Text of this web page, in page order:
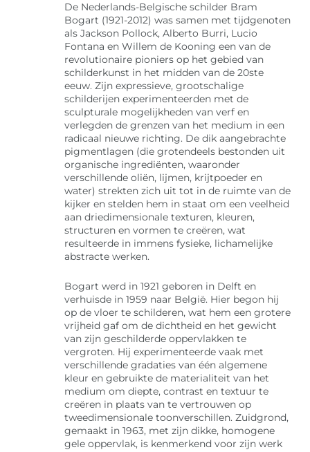
De Nederlands-Belgische schilder Bram
Bogart (1921-2012) was samen met tijdgenoten
als Jackson Pollock, Alberto Burri, Lucio
Fontana en Willem de Kooning een van de
revolutionaire pioniers op het gebied van
schilderkunst in het midden van de 20ste
eeuw. Zijn expressieve, grootschalige
schilderijen experimenteerden met de
sculpturale mogelijkheden van verf en
verlegden de grenzen van het medium in een
radicaal nieuwe richting. De dik aangebrachte
pigmentlagen (die grotendeels bestonden uit
organische ingrediënten, waaronder
verschillende oliën, lijmen, krijtpoeder en
water) strekten zich uit tot in de ruimte van de
kijker en stelden hem in staat om een veelheid
aan driedimensionale texturen, kleuren,
structuren en vormen te creëren, wat
resulteerde in immens fysieke, lichamelijke
abstracte werken.
Bogart werd in 1921 geboren in Delft en
verhuisde in 1959 naar België. Hier begon hij
op de vloer te schilderen, wat hem een grotere
vrijheid gaf om de dichtheid en het gewicht
van zijn geschilderde oppervlakken te
vergroten. Hij experimenteerde vaak met
verschillende gradaties van één algemene
kleur en gebruikte de materialiteit van het
medium om diepte, contrast en textuur te
creëren in plaats van te vertrouwen op
tweedimensionale toonverschillen. Zuidgrond,
gemaakt in 1963, met zijn dikke, homogene
gele oppervlak, is kenmerkend voor zijn werk